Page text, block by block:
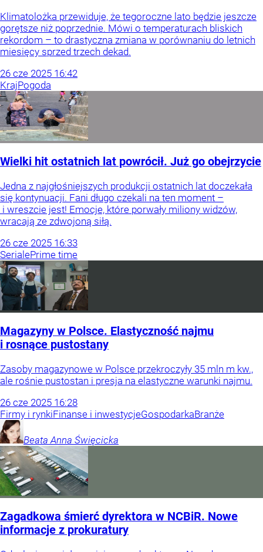
Klimatolożka przewiduje, że tegoroczne lato będzie jeszcze
gorętsze niż poprzednie. Mówi o temperaturach bliskich
rekordom – to drastyczna zmiana w porównaniu do letnich
miesięcy sprzed trzech dekad.
26 cze 2025 16:42
KrajPogoda
Wielki hit ostatnich lat powrócił. Już go obejrzycie
Jedna z najgłośniejszych produkcji ostatnich lat doczekała
się kontynuacji. Fani długo czekali na ten moment –
i wreszcie jest! Emocje, które porwały miliony widzów,
wracają ze zdwojoną siłą.
26 cze 2025 16:33
SerialePrime time
Magazyny w Polsce. Elastyczność najmu
i rosnące pustostany
Zasoby magazynowe w Polsce przekroczyły 35 mln m kw.,
ale rośnie pustostan i presja na elastyczne warunki najmu.
26 cze 2025 16:28
Firmy i rynkiFinanse i inwestycjeGospodarkaBranże
Beata Anna Święcicka
Zagadkowa śmierć dyrektora w NCBiR. Nowe
informacje z prokuratury